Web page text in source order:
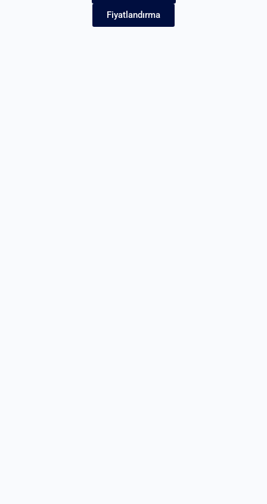
Fiyatlandırma